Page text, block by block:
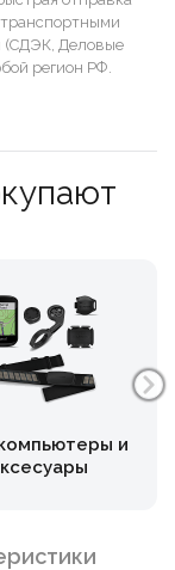
(СДЭК, Деловые
регион РФ.
и